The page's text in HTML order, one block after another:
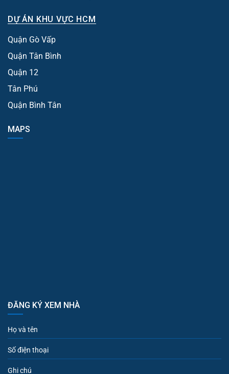
DỰ ÁN KHU VỰC HCM
Quận Gò Vấp
Quận Tân Bình
Quận 12
Tân Phú
Quận Bình Tân
MAPS
ĐĂNG KÝ XEM NHÀ